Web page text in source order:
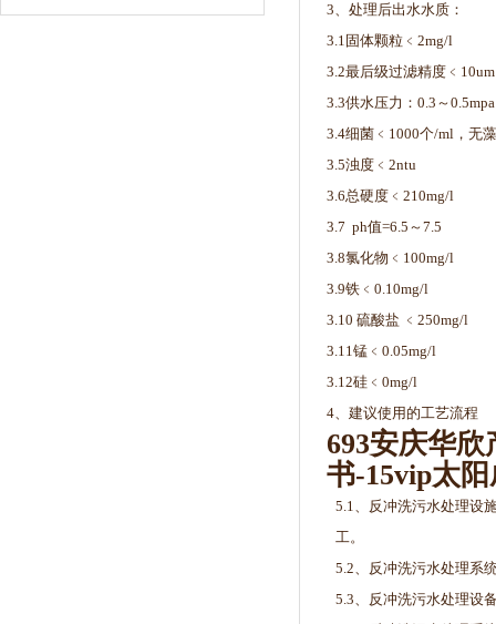
3、处理后出水水质：
3.1固体颗粒﹤2mg/l
3.2最后级过滤精度﹤10um
3.3供水压力：0.3～0.5mpa
3.4细菌﹤1000个/ml，无
3.5浊度﹤2ntu
3.6总硬度﹤210mg/l
3.7 ph值=6.5～7.5
3.8氯化物﹤100mg/l
3.9铁﹤0.10mg/l
3.10 硫酸盐 ﹤250mg/l
3.11锰﹤0.05mg/l
3.12硅﹤0mg/l
4、建议使用的工艺流程
693安庆华
书-15vip太阳
5.1、反冲洗污水处理设
工。
5.2、反冲洗污水处理系
5.3、反冲洗污水处理设